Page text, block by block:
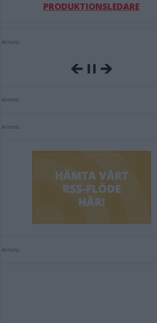
PRODUKTIONSLEDARE
Annons:
Annons:
Annons:
Annons: